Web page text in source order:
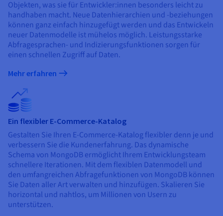
Objekten, was sie für Entwickler:innen besonders leicht zu
handhaben macht. Neue Datenhierarchien und -beziehungen
können ganz einfach hinzugefügt werden und das Entwickeln
neuer Datenmodelle ist mühelos möglich. Leistungsstarke
Abfragesprachen- und Indizierungsfunktionen sorgen für
einen schnellen Zugriff auf Daten.
Mehr erfahren
Ein flexibler E-Commerce-Katalog
Gestalten Sie Ihren E-Commerce-Katalog flexibler denn je und
verbessern Sie die Kundenerfahrung. Das dynamische
Schema von MongoDB ermöglicht Ihrem Entwicklungsteam
schnellere Iterationen. Mit dem flexiblen Datenmodell und
den umfangreichen Abfragefunktionen von MongoDB können
Sie Daten aller Art verwalten und hinzufügen. Skalieren Sie
horizontal und nahtlos, um Millionen von Usern zu
unterstützen.